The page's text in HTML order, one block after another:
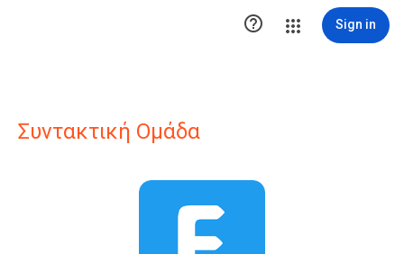
 Sign in
Συντακτική Ομάδα